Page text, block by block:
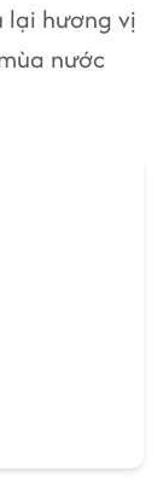
lại hương vị
nước